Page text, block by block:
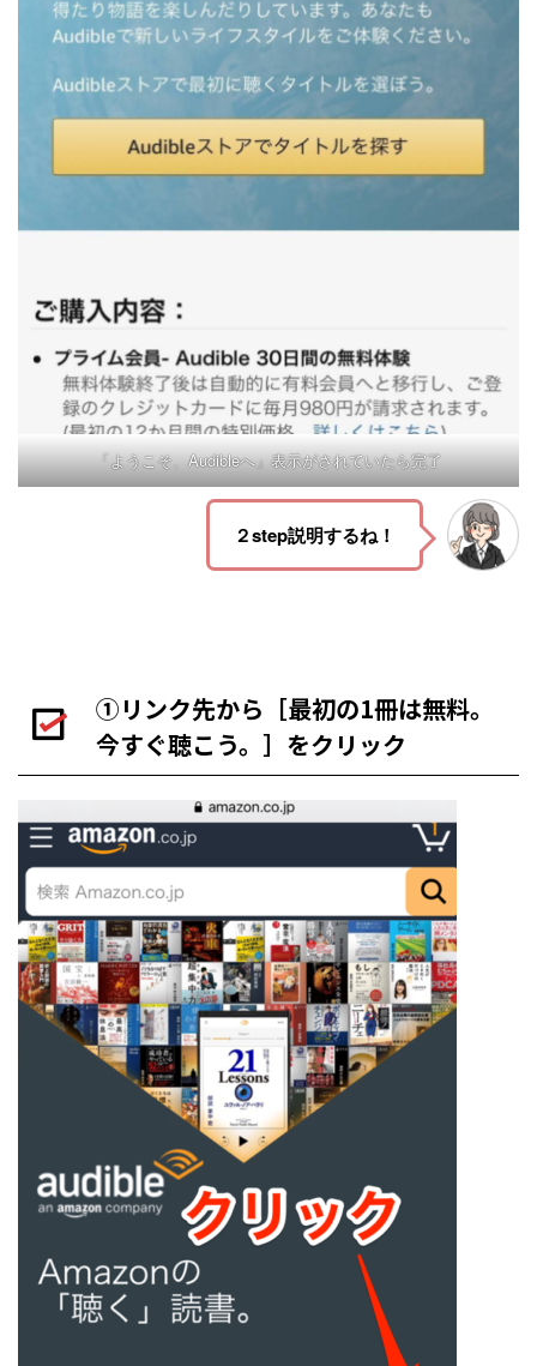
「ようこそ、Audibleへ」表示がされていたら完了
２step説明するね！
①リンク先から［最初の1冊は無料。
今すぐ聴こう。］をクリック